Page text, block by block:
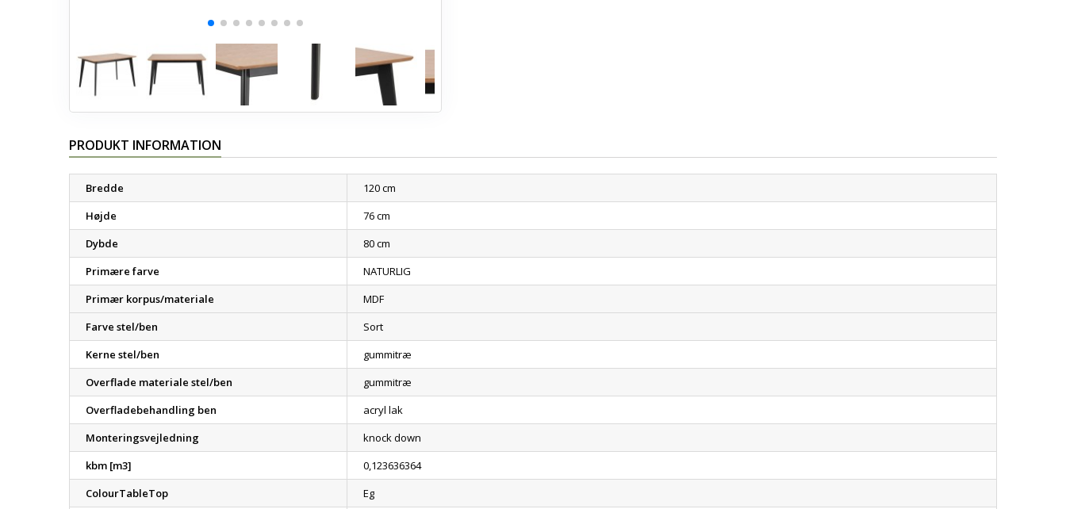
PRODUKT INFORMATION
Bredde
120 cm
Højde
76 cm
Dybde
80 cm
Primære farve
NATURLIG
Primær korpus/materiale
MDF
Farve stel/ben
Sort
Kerne stel/ben
gummitræ
Overflade materiale stel/ben
gummitræ
Overfladebehandling ben
acryl lak
Monteringsvejledning
knock down
kbm [m3]
0,123636364
ColourTableTop
Eg